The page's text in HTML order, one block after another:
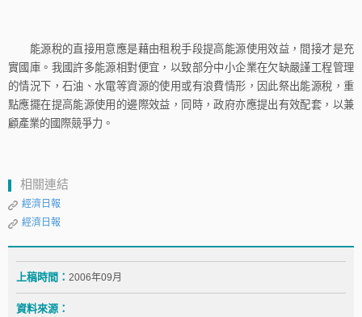
能源稅的直接用意應是藉由租稅手段提高能源使用效益，間接才是充
實國庫。我國許多能源相對便宜，以致部分中小企業在欠缺嚴謹工程管理
的情況下，石油、水電等資源的使用或有浪費情形，因此祭出能源稅，重
點應擺在提高能源使用的邊際效益，同時，政府亦應提出有效配套，以兼
顧產業的國際競爭力。
相關連結
經濟日報
經濟日報
上稿時間： 2006年09月
資料來源：